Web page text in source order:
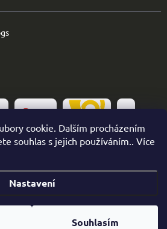
cookie. Dalším procházením
souhlas s jejich používáním.. Více
Nastavení
Souhlasím
. Všechna práva vyhrazena.